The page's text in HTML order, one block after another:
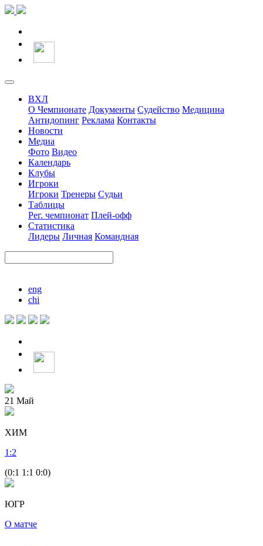
ВХЛ
О Чемпионате Документы Судейство Медицина
Антидопинг Реклама Контакты
Новости
Медиа
Фото Видео
Календарь
Клубы
Игроки
Игроки Тренеры Судьи
Таблицы
Рег. чемпионат Плей-офф
Статистика
Лидеры Личная Командная
eng
chi
21 Май
ХИМ
1 :2
(0:1 1:1 0:0)
ЮГР
О матче